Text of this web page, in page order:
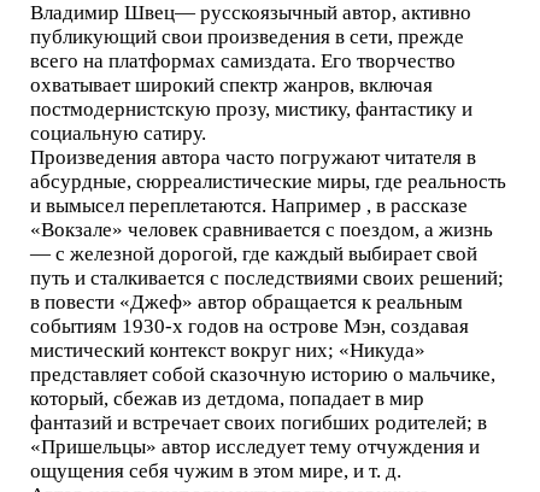
Владимир Швец— русскоязычный автор, активно
публикующий свои произведения в сети, прежде
всего на платформах самиздата. Его творчество
охватывает широкий спектр жанров, включая
постмодернистскую прозу, мистику, фантастику и
социальную сатиру.
Произведения автора часто погружают читателя в
абсурдные, сюрреалистические миры, где реальность
и вымысел переплетаются. Например , в рассказе
«Вокзале» человек сравнивается с поездом, а жизнь
— с железной дорогой, где каждый выбирает свой
путь и сталкивается с последствиями своих решений;
в повести «Джеф» автор обращается к реальным
событиям 1930-х годов на острове Мэн, создавая
мистический контекст вокруг них; «Никуда»
представляет собой сказочную историю о мальчике,
который, сбежав из детдома, попадает в мир
фантазий и встречает своих погибших родителей; в
«Пришельцы» автор исследует тему отчуждения и
ощущения себя чужим в этом мире, и т. д.